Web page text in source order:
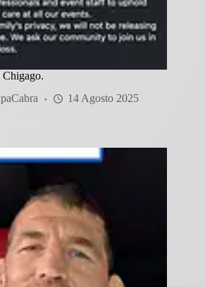
Chigago.
14 Agosto 2025